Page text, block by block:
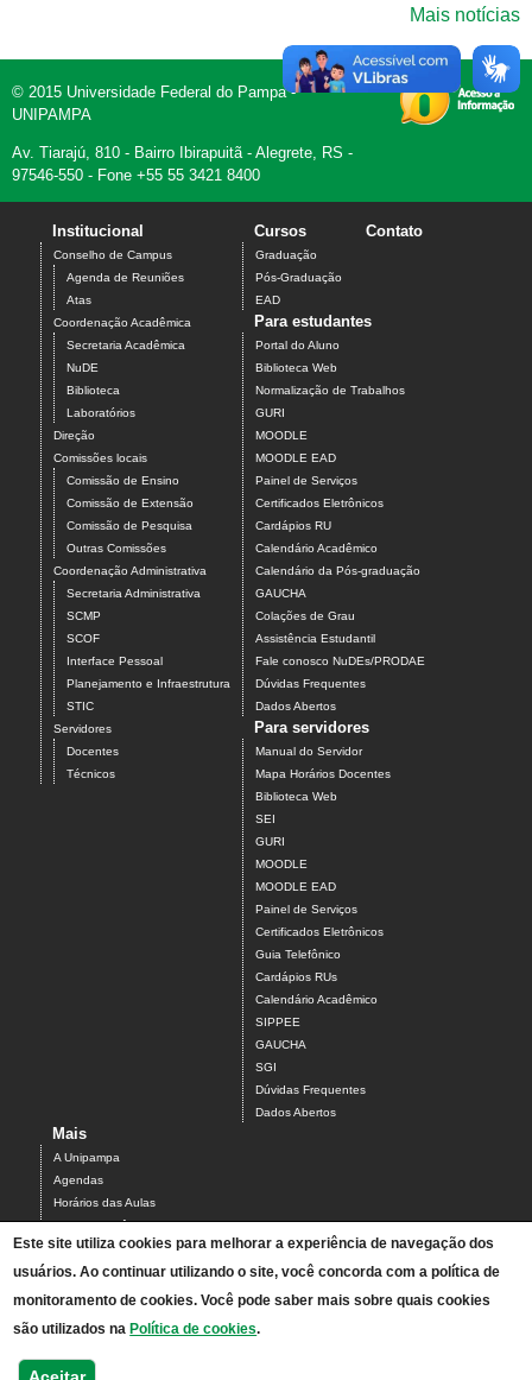
Mais notícias
© 2015 Universidade Federal do Pampa -
UNIPAMPA
Av. Tiarajú, 810 - Bairro Ibirapuitã - Alegrete, RS -
97546-550 - Fone +55 55 3421 8400
Institucional
Conselho de Campus
Agenda de Reuniões
Atas
Coordenação Acadêmica
Secretaria Acadêmica
NuDE
Biblioteca
Laboratórios
Direção
Comissões locais
Comissão de Ensino
Comissão de Extensão
Comissão de Pesquisa
Outras Comissões
Coordenação Administrativa
Secretaria Administrativa
SCMP
SCOF
Interface Pessoal
Planejamento e Infraestrutura
STIC
Servidores
Docentes
Técnicos
Cursos
Graduação
Pós-Graduação
EAD
Contato
Para estudantes
Portal do Aluno
Biblioteca Web
Normalização de Trabalhos
GURI
MOODLE
MOODLE EAD
Painel de Serviços
Certificados Eletrônicos
Cardápios RU
Calendário Acadêmico
Calendário da Pós-graduação
GAUCHA
Colações de Grau
Assistência Estudantil
Fale conosco NuDEs/PRODAE
Dúvidas Frequentes
Dados Abertos
Para servidores
Manual do Servidor
Mapa Horários Docentes
Biblioteca Web
SEI
GURI
MOODLE
MOODLE EAD
Painel de Serviços
Certificados Eletrônicos
Guia Telefônico
Cardápios RUs
Calendário Acadêmico
SIPPEE
GAUCHA
SGI
Dúvidas Frequentes
Dados Abertos
Mais
A Unipampa
Agendas
Horários das Aulas
Centro Acadêmico do Campus Alegrete
Estrutura Organizacional
PDI 2019-2023
Orientações de segurança
Acesso ao Antigo Portal
Relatórios de Gestão e Planejamento
Este site utiliza cookies para melhorar a experiência de navegação dos
usuários. Ao continuar utilizando o site, você concorda com a política de
monitoramento de cookies. Você pode saber mais sobre quais cookies
são utilizados na Política de cookies.